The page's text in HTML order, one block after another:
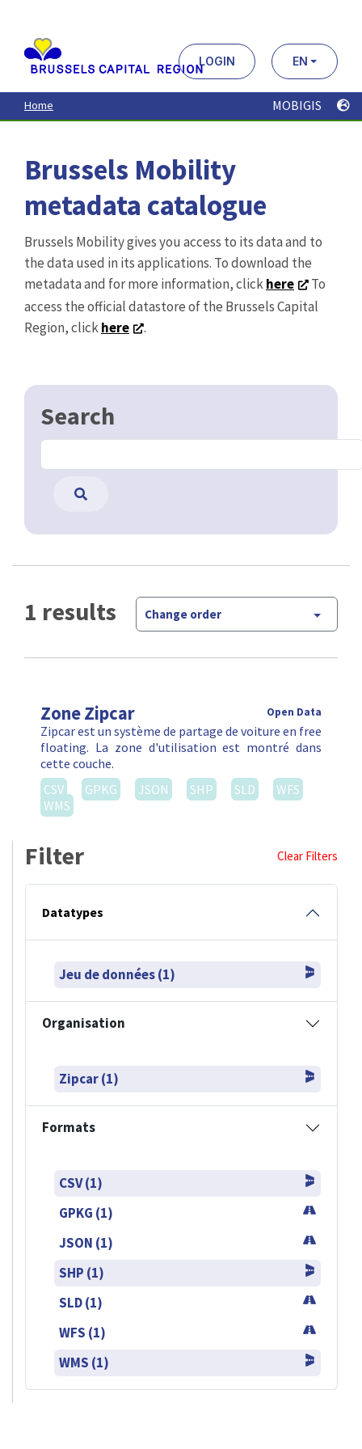
contenu
principal
LOGIN EN
Home MOBIGIS
Brussels Mobility
metadata catalogue
Brussels Mobility gives you access to its data and to
the data used in its applications. To download the
metadata and for more information, clickhere
To
access the official datastore of the Brussels Capital
Region, clickhere .
Search
1 results Change order
Zone Zipcar Open Data
Zipcar est un système de partage de voiture en free
floating. La zone d'utilisation est montré dans
cette couche.
CSV
GPKG JSON SHP SLD
WFS
WMS
Filter Clear Filters
Datatypes
Jeu de données (1)
Organisation
Zipcar (1)
Formats
CSV (1)
GPKG (1)
JSON (1)
SHP (1)
SLD (1)
WFS (1)
WMS (1)